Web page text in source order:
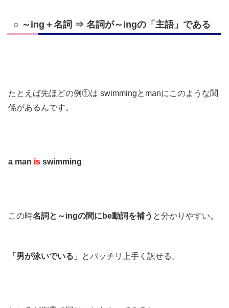
○ ～ing＋名詞 ⇒ 名詞が～ingの「主語」である
たとえば先ほどの例①は swimmingとmanにこのような関
係があるんです。
a man is swimming
この時名詞と～ingの間にbe動詞を補う と分かりやすい。
「男が泳いでいる」 とバッチリ上手く訳せる。